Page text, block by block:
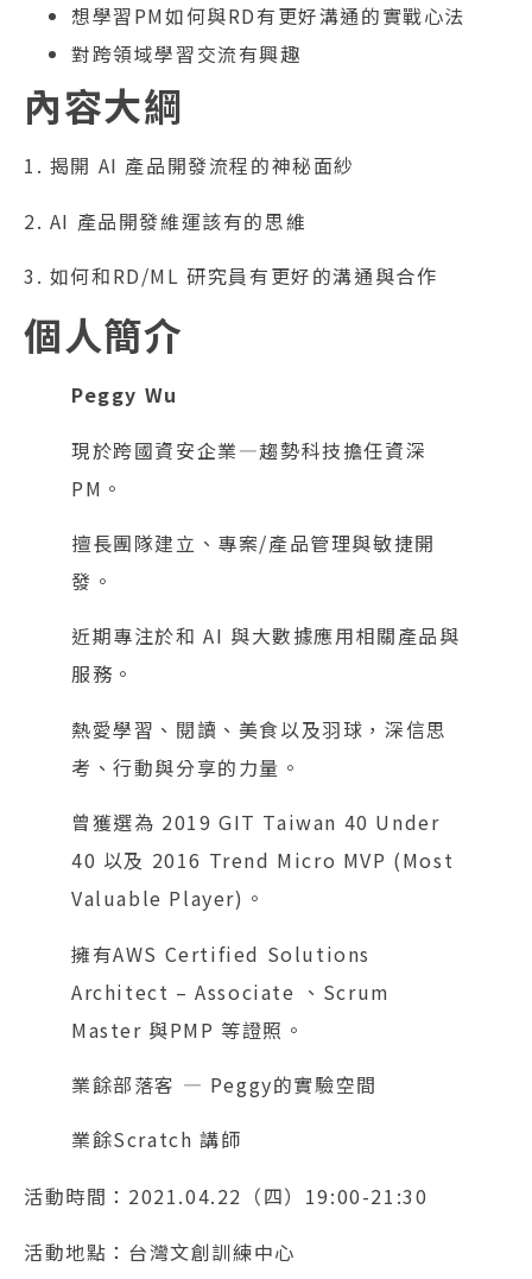
想學習PM如何與RD有更好溝通的實戰心法
對跨領域學習交流有興趣
內容大綱
1. 揭開 AI 產品開發流程的神秘面紗
2. AI 產品開發維運該有的思維
3. 如何和RD/ML 研究員有更好的溝通與合作
個人簡介
Peggy Wu
現於跨國資安企業—趨勢科技擔任資深
PM。
擅長團隊建立、專案/產品管理與敏捷開
發。
近期專注於和 AI 與大數據應用相關產品與
服務。
熱愛學習、閱讀、美食以及羽球，深信思
考、行動與分享的力量。
曾獲選為 2019 GIT Taiwan 40 Under
40 以及 2016 Trend Micro MVP (Most
Valuable Player)。
擁有AWS Certified Solutions
Architect – Associate 、Scrum
Master 與PMP 等證照。
業餘部落客 — Peggy的實驗空間
業餘Scratch 講師
活動時間：2021.04.22（四）19:00-21:30
活動地點：台灣文創訓練中心